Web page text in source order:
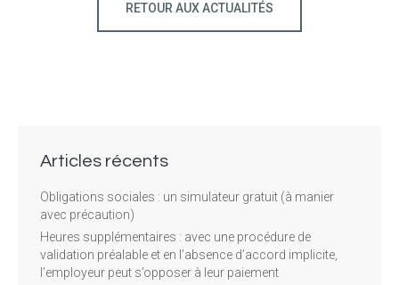
RETOUR AUX ACTUALITÉS
Articles récents
Obligations sociales : un simulateur gratuit (à manier
avec précaution)
Heures supplémentaires : avec une procédure de
validation préalable et en l’absence d’accord implicite,
l’employeur peut s’opposer à leur paiement